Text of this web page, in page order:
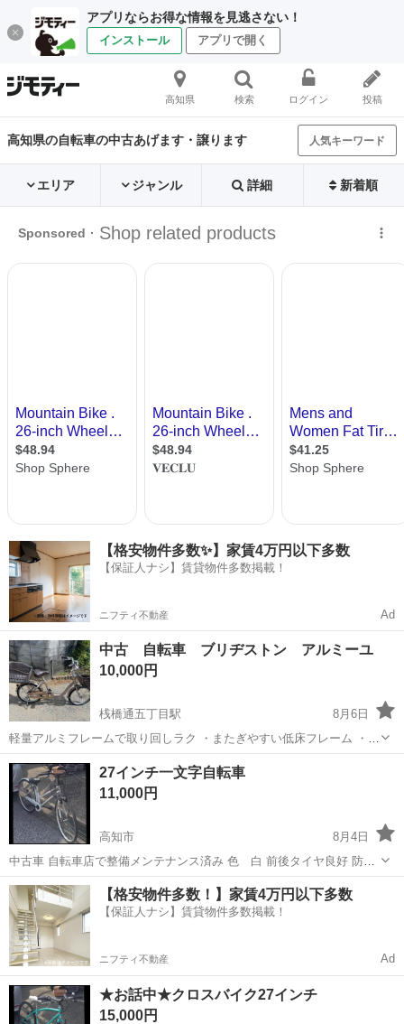
アプリならお得な情報を見逃さない！
インストール アプリで開く
高知県 検索 ログイン 投稿
高知県の自転車の中古あげます・譲ります 人気キーワード
エリア ジャンル 詳細 新着順
【格安物件多数✨】家賃4万円以下多数
【保証人ナシ】賃貸物件多数掲載！
ニフティ不動産 Ad
中古 自転車 ブリヂストン アルミーユ
10,000円
桟橋通五丁目駅
8月6日
軽量アルミフレームで取り回しラク ・またぎやすい低床フレーム ・前
後カゴ付きで買い物や通勤・通学に便利 ・コンパクトなミニサイズ
（小径ホイール） とりあえず乗れる状態ですが、現状渡し、未整備の
商品です。 返品や...
高知 高知市 桟橋通五丁目駅 自転車
27インチ一文字自転車
11,000円
高知市
8月4日
中古車 自転車店で整備メンテナンス済み 色 白 前後タイヤ良好 防犯
登録費用無料 基本引取希望ですが、有料配達も可能です。 ご相談くだ
さい！ 受け渡しは香南市になります！
高知 高知市 その他
【格安物件多数！】家賃4万円以下多数
【保証人ナシ】賃貸物件多数掲載！
ニフティ不動産 Ad
★お話中★クロスバイク27インチ
15,000円